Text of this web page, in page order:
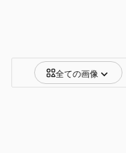
全ての画像